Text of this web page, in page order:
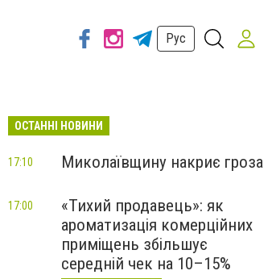
Рус
ОСТАННІ НОВИНИ
Миколаївщину накриє гроза
17:10
«Тихий продавець»: як
ароматизація комерційних
приміщень збільшує
середній чек на 10–15%
17:00